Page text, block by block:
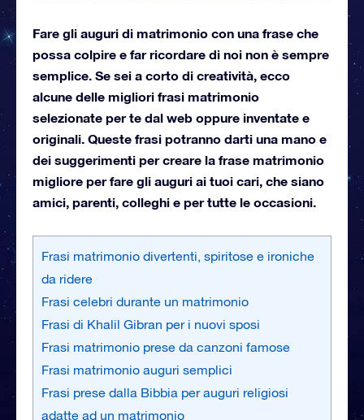
Fare gli auguri di matrimonio con una frase che
possa colpire e far ricordare di noi non è sempre
semplice. Se sei a corto di creatività, ecco
alcune delle migliori frasi matrimonio
selezionate per te dal web oppure inventate e
originali. Queste frasi potranno darti una mano e
dei suggerimenti per creare la frase matrimonio
migliore per fare gli auguri ai tuoi cari, che siano
amici, parenti, colleghi e per tutte le occasioni.
Frasi matrimonio divertenti, spiritose e ironiche
da ridere
Frasi celebri durante un matrimonio
Frasi di Khalil Gibran per i nuovi sposi
Frasi matrimonio prese da canzoni famose
Frasi matrimonio auguri semplici
Frasi prese dalla Bibbia per auguri religiosi
adatte ad un matrimonio